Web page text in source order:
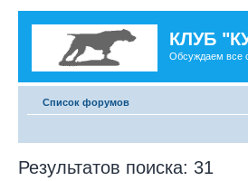
КЛУБ
Обсуждаем все
Список форумов
Результатов поиска: 31